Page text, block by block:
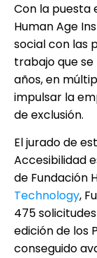
Con la puesta
Human Age
social con las
trabajo que
años, en
impulsar la
de exclusión.
El jurado de
Accesibilidad
de Fundación
Technology,
475
edición de los
conseguido